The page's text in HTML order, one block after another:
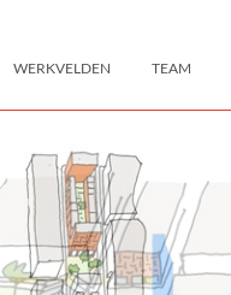
WERKVELDEN TEAM